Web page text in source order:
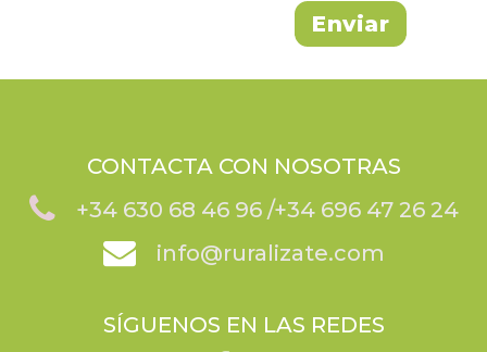
CONTACTA CON NOSOTRAS
+34 630 68 46 96 /+34 696 47 26 24
info@ruralizate.com
SÍGUENOS EN LAS REDES